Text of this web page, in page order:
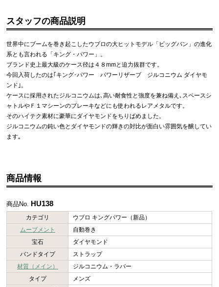
スタッフの商品説明
世界中にブームを巻き起こしたウブロの大ヒットモデル「ビッグバン」の進化
系とも言われる「キング・パワー」。
ブランド史上最大級のケース径は４８mmと迫力抜群です。
今回入荷したのは｢キング･パワー パワーリザーブ ジルコニウム ダイヤモ
ンド｣。
ケースに採用されたジルコニウムは､高い耐食性と強度を兼ね備え､スペースシ
ャトルやＦ１マシーンのブレーキなどにも使われるレアメタルです。
そのハイテク素材に豪華にダイヤモンドをちりばめました。
ジルコニウムの鈍い色とダイヤモンドの輝きの対比が面白い雰囲気を醸してい
ます｡
商品情報
商品No. HU138
カテゴリ
ウブロ キングパワー（新品）
ムーブメント
自動巻き
宝石
ダイヤモンド
バンドタイプ
ストラップ
材質（メイン）
ジルコニウム・ラバー
タイプ
メンズ